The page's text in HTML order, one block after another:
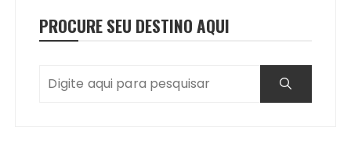
PROCURE SEU DESTINO AQUI